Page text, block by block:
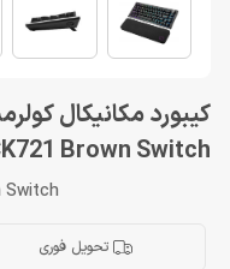
Brown Switch
Switch
تحویل فوری